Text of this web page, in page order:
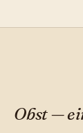
Obst —